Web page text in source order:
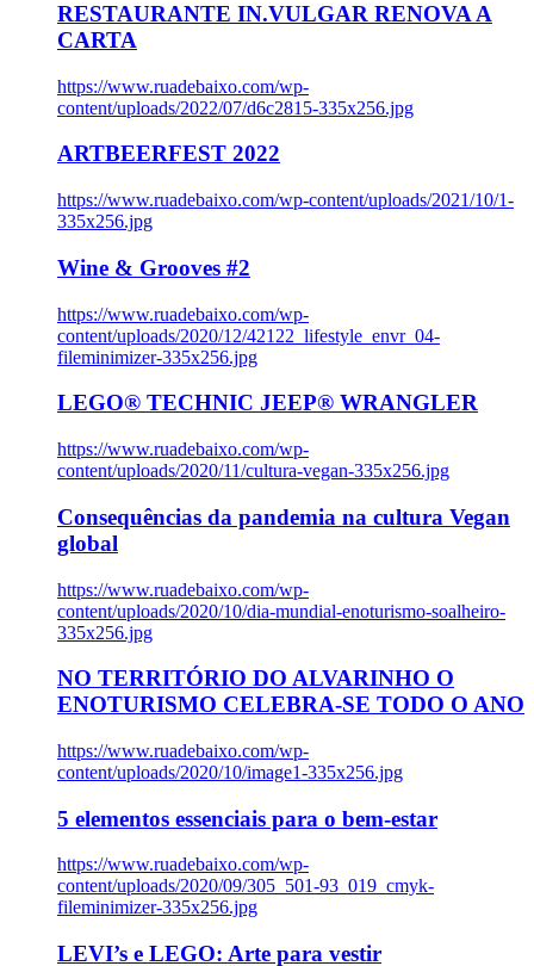
RESTAURANTE IN.VULGAR RENOVA A
CARTA
https://www.ruadebaixo.com/wp-
content/uploads/2022/07/d6c2815-335x256.jpg
ARTBEERFEST 2022
https://www.ruadebaixo.com/wp-content/uploads/2021/10/1-
335x256.jpg
Wine & Grooves #2
https://www.ruadebaixo.com/wp-
content/uploads/2020/12/42122_lifestyle_envr_04-
fileminimizer-335x256.jpg
LEGO® TECHNIC JEEP® WRANGLER
https://www.ruadebaixo.com/wp-
content/uploads/2020/11/cultura-vegan-335x256.jpg
Consequências da pandemia na cultura Vegan
global
https://www.ruadebaixo.com/wp-
content/uploads/2020/10/dia-mundial-enoturismo-soalheiro-
335x256.jpg
NO TERRITÓRIO DO ALVARINHO O
ENOTURISMO CELEBRA-SE TODO O ANO
https://www.ruadebaixo.com/wp-
content/uploads/2020/10/image1-335x256.jpg
5 elementos essenciais para o bem-estar
https://www.ruadebaixo.com/wp-
content/uploads/2020/09/305_501-93_019_cmyk-
fileminimizer-335x256.jpg
LEVI’s e LEGO: Arte para vestir